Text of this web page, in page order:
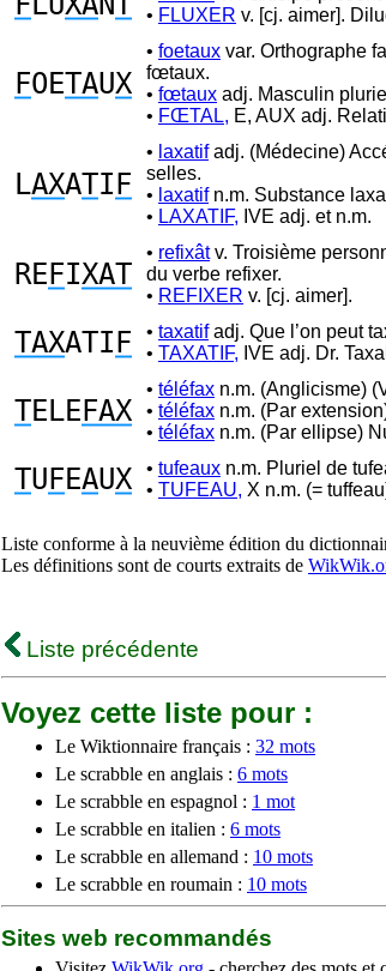
• FLUXER v. [cj. aimer].
FOETAUX
• foetaux var. Orthographe
fœtaux.
• fœtaux adj. Masculin
• FŒTAL, E, AUX adj.
LAXATI F
• laxatifadj. (Médecine)
selles.
• laxatifn.m. Substance
• LAXATIF, IVE adj. et n.m.
RE FIXAT
• refixâtv. Troisième
du verbe refixer.
• REFIXER v. [cj. aimer].
TAXATI F • taxatifadj. Que l’on peut
• TAXATIF, IVE adj. Dr.
TELE FAX
• téléfax n.m. (Anglicisme)
• téléfax n.m. (Par
• téléfax n.m. (Par ellipse)
TU FEAUX • tufeaux n.m. Pluriel de
• TUFEAU, X n.m. (=
Liste conforme à la neuvième édition du
Les définitions sont de courts extraits de
Liste précédente
Voyez cette liste pour :
Le Wiktionnaire français : 32 mots
Le scrabble en anglais : 6 mots
Le scrabble en espagnol : 1 mot
Le scrabble en italien : 6 mots
Le scrabble en allemand : 10 mots
Le scrabble en roumain : 10 mots
Sites web recommandés